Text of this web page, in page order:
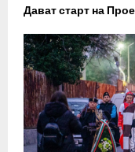
Дават старт на